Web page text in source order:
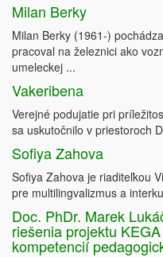
Milan Berky
Milan Berky (1961-)
pracoval na železnici ako
umeleckej ...
Vakeribena
Verejné podujatie pri
sa uskutočnilo v priestoroch
Sofiya Zahova
Sofiya Zahova je riaditeľkou
pre multilingvalizmus a
Doc. PhDr. Marek
riešenia projektu
kompetencií